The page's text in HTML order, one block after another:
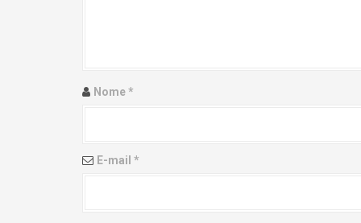
n
Nome*
E-mail *